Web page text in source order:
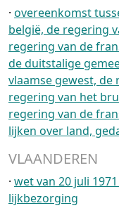
· overeenkomst
belgië, de regering
regering van de
de duitstalige
vlaamse gewest, de
regering van het
regering van de
lijken over land,
VLAANDEREN
· wet van 20 juli
lijkbezorging